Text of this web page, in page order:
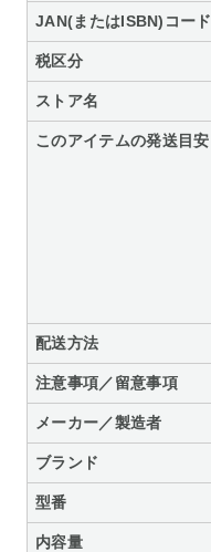
JAN(またはISBN)コード
税区分
ストア名
このアイテムの発送目安
配送方法
注意事項／留意事項
メーカー／製造者
ブランド
型番
内容量